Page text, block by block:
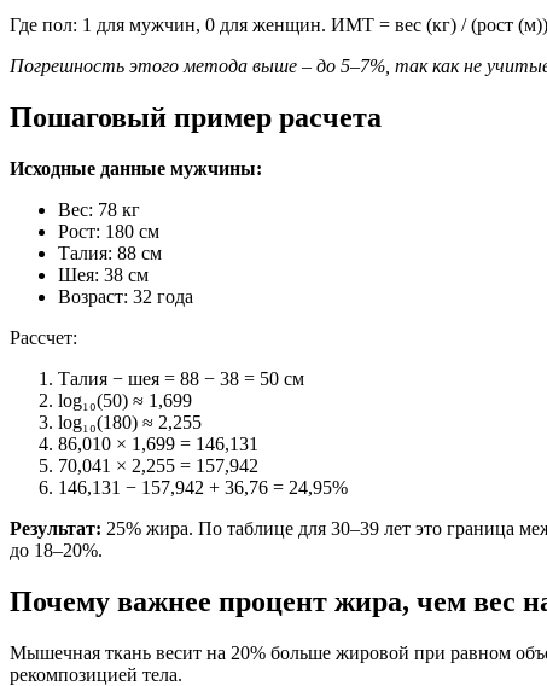
Где пол: 1 для мужчин, 0 для женщин. ИМТ = вес (кг) / (рост
Погрешность этого метода выше – до 5–7%, так как не
Пошаговый пример расчета
Исходные данные мужчины:
Вес: 78 кг
Рост: 180 см
Талия: 88 см
Шея: 38 см
Возраст: 32 года
Рассчет:
Талия − шея = 88 − 38 = 50 см
log₁₀(50) ≈ 1,699
log₁₀(180) ≈ 2,255
86,010 × 1,699 = 146,131
70,041 × 2,255 = 157,942
146,131 − 157,942 + 36,76 = 24,95%
Результат: 25% жира. По таблице для 30–39 лет это граница
до 18–20%.
Почему важнее процент жира, чем вес
Мышечная ткань весит на 20% больше жировой при равном
рекомпозицией тела.